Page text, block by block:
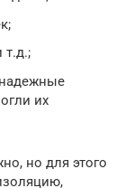
т.д.;
их
но для этого